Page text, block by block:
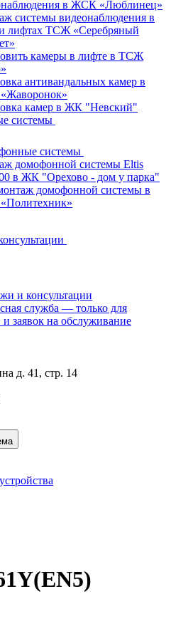
в ЖСК «Люблинец»
системы видеонаблюдения в
лифтах ТСЖ «Серебряный
камеры в лифте в ТСЖ
антивандальных камер в
камер в ЖК "Невский"
системы
системы
домофонной системы Eltis
в ЖК "Орехово - дом у парка"
домофонной системы в
и консультации
служба — только для
заявок на обслуживание
д. 41, стр. 14